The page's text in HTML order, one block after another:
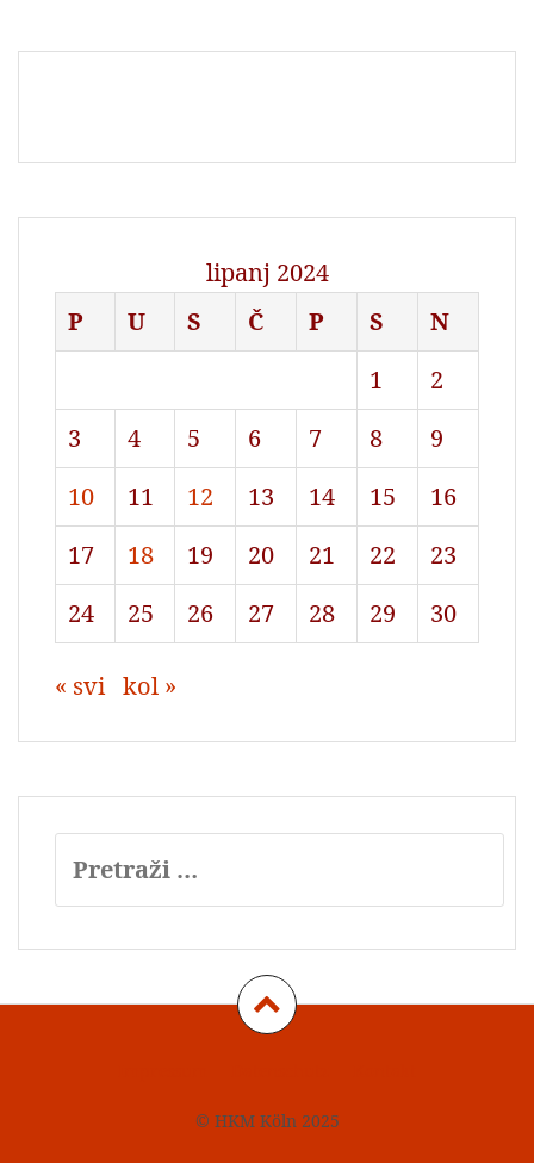
lipanj 2024
P
U S Č P S
N
1
2
3
4 5 6 7 8
9
10
11 12 13 14 15
16
17
18 19 20 21 22
23
24
25 26 27 28 29 30
« svi kol »
© HKM Köln 2025